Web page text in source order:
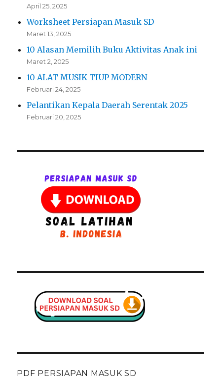
April 25, 2025
Worksheet Persiapan Masuk SD
Maret 13, 2025
10 Alasan Memilih Buku Aktivitas Anak ini
Maret 2, 2025
10 ALAT MUSIK TIUP MODERN
Februari 24, 2025
Pelantikan Kepala Daerah Serentak 2025
Februari 20, 2025
PDF PERSIAPAN MASUK SD